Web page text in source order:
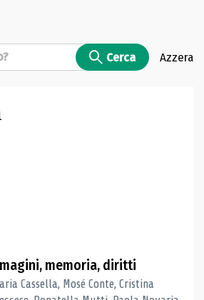
Cerca Azzera
ricerca
memoria, diritti
Cassella, Mosé Conte, Cristina